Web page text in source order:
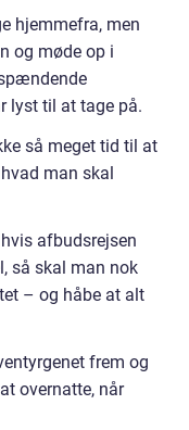
hjemmefra, men
og møde op i
lyst til at tage på.
så meget tid til at
man skal
afbudsrejsen
så skal man nok
– og håbe at alt
frem og
overnatte, når